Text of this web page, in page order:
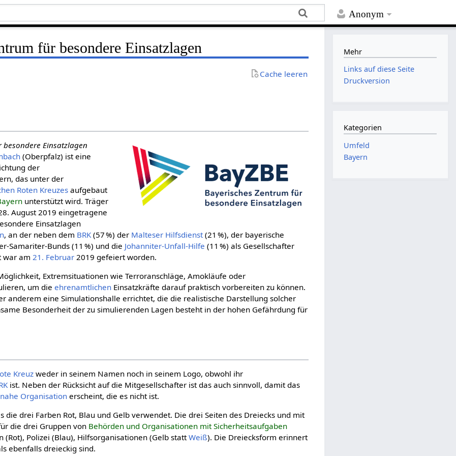
Anonym
für besondere Einsatzlagen
Cache leeren
Einsatzlagen
(Oberpfalz) ist eine
der
das unter der
Roten Kreuzesaufgebaut
unterstützt wird. Träger
August 2019 eingetragene
Einsatzlagen
, an der neben dem BRK (57 %) der Malteser Hilfsdienst(21 %), der bayerische
Samariter-Bunds (11 %) und die Johanniter-Unfall-Hilfe (11 %) als Gesellschafter
war am21. Februar 2019 gefeiert worden.
Extremsituationen wie Terroranschläge, Amokläufe oder
um dieehren­amtlichen Einsatzkräfte darauf praktisch vorbereiten zu können.
anderem eine Simulationshalle errichtet, die die realistische Darstellung solcher
Besonderheit der zu simulierenden Lagen besteht in der hohen Gefährdung für
Kreuz weder in seinem Namen noch in seinem Logo, obwohl ihr
ist. Neben der Rücksicht auf die Mitgesellschafter ist das auch sinnvoll, damit das
Organisation erscheint, die es nicht ist.
die drei Farben Rot, Blau und Gelb verwendet. Die drei Seiten des Dreiecks und mit
die drei Gruppen von Behörden und Organisationen mit Sicherheitsaufgaben
(Rot), Polizei (Blau), Hilfsorganisationen (Gelb stattWeiß). Die Dreiecksform erinnert
ebenfalls dreieckig sind.
Mehr
Links auf diese Seite
Druckversion
Kategorien
Umfeld
Bayern